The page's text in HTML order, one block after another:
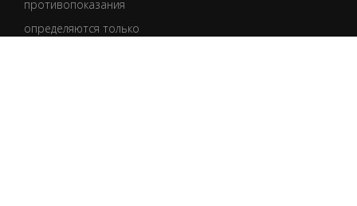
противопоказания
определяются только